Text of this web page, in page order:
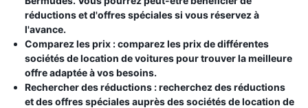
réductions et d'offres spéciales si vous réservez à
l'avance.
Comparez les prix :comparez les prix de différentes
sociétés de location de voitures pour trouver la meilleure
offre adaptée à vos besoins.
Rechercher des réductions : recherchez des réductions
et des offres spéciales auprès des sociétés de location de